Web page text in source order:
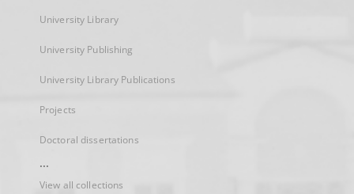
University Library
University Publishing
University Library Publications
Projects
Doctoral dissertations
...
View all collections